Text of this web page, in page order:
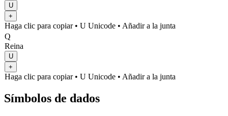
U
+
Haga clic para copiar• U Unicode • Añadir a la junta
Q
Reina
U
+
Haga clic para copiar• U Unicode • Añadir a la junta
Símbolos de dados